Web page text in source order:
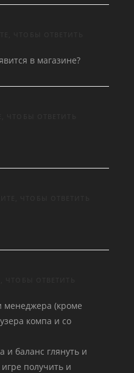
в магазине?
менеджера (кроме
компа и со
и баланс глянуть и
получить и